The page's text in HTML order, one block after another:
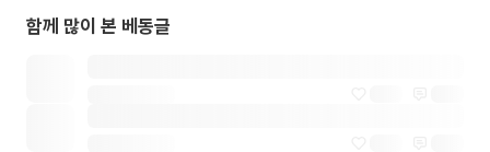
함께 많이 본 베동글